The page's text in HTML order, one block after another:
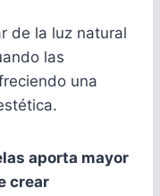
de la luz natural
las
una
aporta mayor
crear